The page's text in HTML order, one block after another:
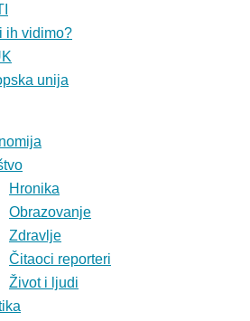
ih vidimo?
unija
Hronika
Obrazovanje
Zdravlje
Čitaoci reporteri
Život i ljudi